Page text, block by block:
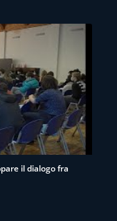
il dialogo fra